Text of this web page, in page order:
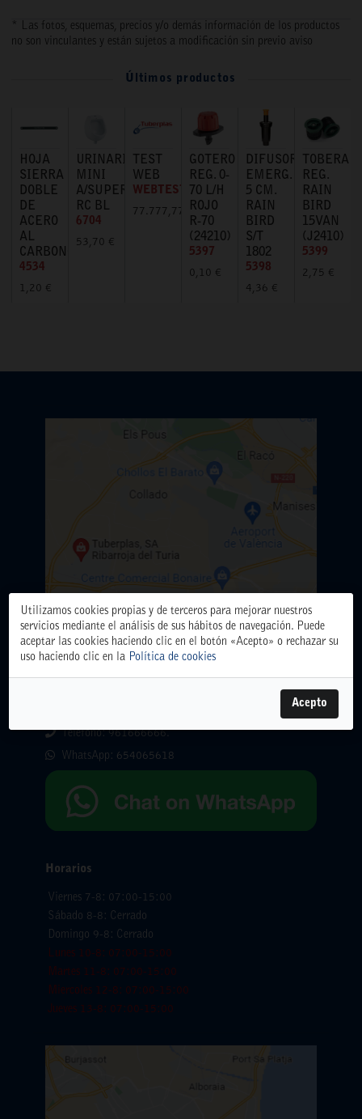
* Las fotos, esquemas, precios y/o demás información de los productos
no son vinculantes y están sujetos a modificación sin previo aviso
Últimos productos
HOJA
SIERRA
DOBLE
DE
ACERO
AL
CARBONO
4534
1,20 €
URINARIO
MINI
A/SUPERIOR
RC BL
6704
53,70 €
TEST
WEB
WEBTEST
77.777,77 €
GOTERO
REG. 0-
70 L/H
ROJO
R-70
(24210)
5397
0,10 €
DIFUSOR
EMERG.
5 CM.
RAIN
BIRD
S/T
1802
5398
4,36 €
TOBERA
REG.
RAIN
BIRD
15VAN
(J2410)
5399
2,75 €
ALMACÉN CENTRAL
Polígono Industrial El Oliveral. Calle D. nº 6. 46394
Teléfono: 961666666.
WhatsApp: 654065618
Horarios
Viernes 7-8: 07:00-15:00
Sábado 8-8: Cerrado
Domingo 9-8: Cerrado
Lunes 10-8: 07:00-15:00
Martes 11-8: 07:00-15:00
Miercoles 12-8: 07:00-15:00
Jueves 13-8: 07:00-15:00
Utilizamos cookies propias y de terceros para mejorar nuestros
servicios mediante el análisis de sus hábitos de navegación. Puede
aceptar las cookies haciendo clic en el botón «Acepto» o rechazar su
uso haciendo clic en la Política de cookies
Acepto